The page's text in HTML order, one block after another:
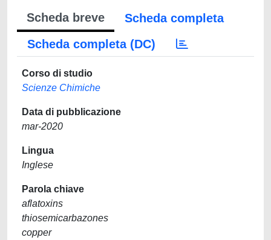
Scheda breve
Scheda completa
Scheda completa (DC)
Corso di studio
Scienze Chimiche
Data di pubblicazione
mar-2020
Lingua
Inglese
Parola chiave
aflatoxins
thiosemicarbazones
copper